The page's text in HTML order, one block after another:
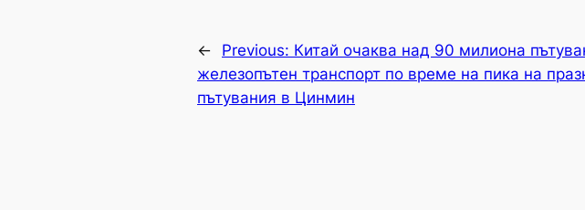
← Previous: Китай очаква над 90 милиона
железопътен транспорт по време на пика на
пътувания в Цинмин